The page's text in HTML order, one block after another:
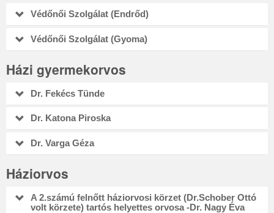
Védőnői Szolgálat (Endrőd)
Védőnői Szolgálat (Gyoma)
Házi gyermekorvos
Dr. Fekécs Tünde
Dr. Katona Piroska
Dr. Varga Géza
Háziorvos
A 2.számú felnőtt háziorvosi körzet (Dr.Schober Ottó
volt körzete) tartós helyettes orvosa -Dr. Nagy Éva